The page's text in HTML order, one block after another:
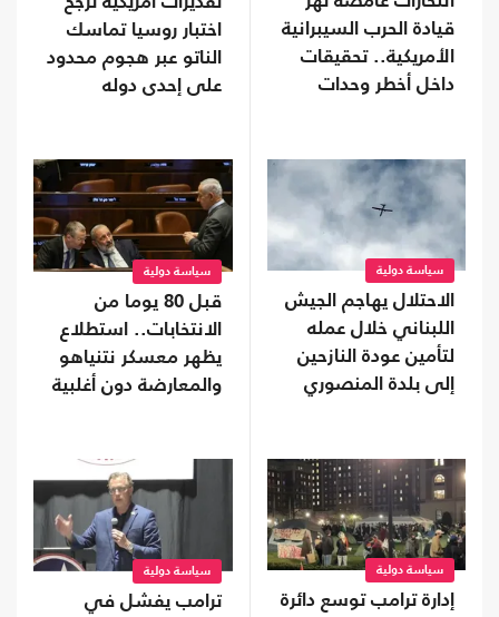
قيادة الحرب السيبرانية
الأمريكية.. تحقيقات
داخل أخطر وحدات
اختبار روسيا تماسك
الناتو عبر هجوم محدود
على إحدى دوله
سياسة دولية
الاحتلال يهاجم الجيش
اللبناني خلال عمله
لتأمين عودة النازحين
إلى بلدة المنصوري
سياسة دولية
قبل 80 يوما من
الانتخابات.. استطلاع
يظهر معسكر نتنياهو
والمعارضة دون أغلبية
سياسة دولية
إدارة ترامب توسع دائرة
سياسة دولية
ترامب يفشل في